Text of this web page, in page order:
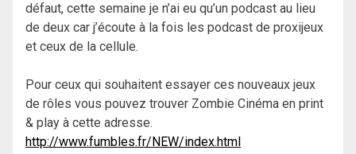
défaut, cette semaine je n’ai eu qu’un podcast au lieu
de deux car j’écoute à la fois les podcast de proxijeux
et ceux de la cellule.
Pour ceux qui souhaitent essayer ces nouveaux jeux
de rôles vous pouvez trouver Zombie Cinéma en print
& play à cette adresse.
http://www.fumbles.fr/NEW/index.html